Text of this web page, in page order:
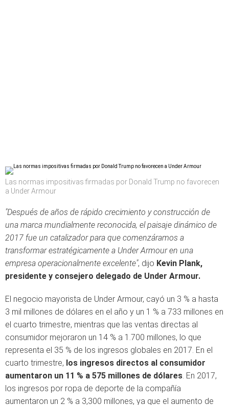
Las normas impositivas firmadas por Donald Trump no favorecen
a Under Armour
"Después de años de rápido crecimiento y construcción de
una marca mundialmente reconocida, el paisaje dinámico de
2017 fue un catalizador para que comenzáramos a
transformar estratégicamente a Under Armour en una
empresa operacionalmente excelente", dijo Kevin Plank,
presidente y consejero delegado de Under Armour.
El negocio mayorista de Under Armour, cayó un 3 % a hasta
3 mil millones de dólares en el año y un 1 % a 733 millones en
el cuarto trimestre, mientras que las ventas directas al
consumidor mejoraron un 14 % a 1.700 millones, lo que
representa el 35 % de los ingresos globales en 2017. En el
cuarto trimestre, los ingresos directos al consumidor
aumentaron un 11 % a 575 millones de dólares. En 2017,
los ingresos por ropa de deporte de la compañía
aumentaron un 2 % a 3,300 millones, ya que el aumento de